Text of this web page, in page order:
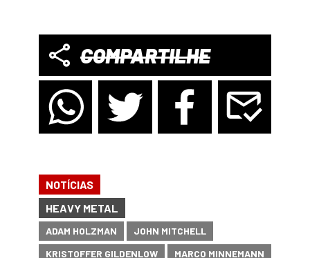
COMPARTILHE
NOTÍCIAS
HEAVY METAL
ADAM HOLZMAN
JOHN MITCHELL
KRISTOFFER GILDENLOW
MARCO MINNEMANN